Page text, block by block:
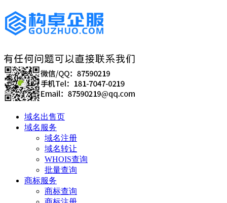
域名出售页
域名服务
域名注册
域名转让
WHOIS查询
批量查询
商标服务
商标查询